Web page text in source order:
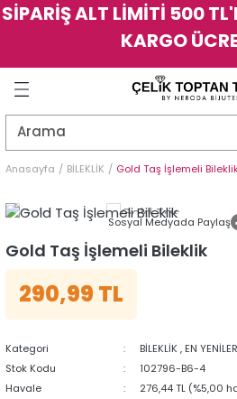
SİPARİŞ ALT LİMİTİ 500
KARGO
Geri Dön
Geri Dön
Geri Dön
Geri Dön
Geri Dön
Geri Dön
Anasayfa BİLEKLİK Gold Taş İşlemeli
Sosyal Medyada Paylaş
Gold Taş İşlemeli Bileklik
290,99 TL
Kategori BİLEKLİK , EN YENİLER
Stok Kodu
102796-B6-4
Havale
276,44 TL (%5,00
Geri Dön
Geri Dön
Geri Dön
Geri Dön
Geri Dön
Geri Dön